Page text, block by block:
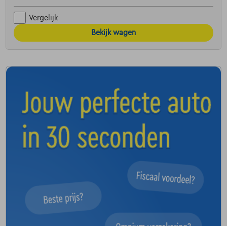
Vergelijk
Bekijk wagen